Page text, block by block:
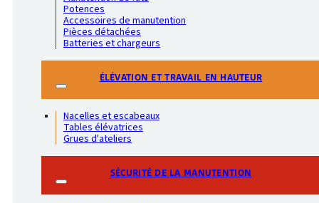
Potences
Accessoires de manutention
Pièces détachées
Batteries et chargeurs
ÉLÉVATION ET TRAVAIL EN HAUTEUR
Nacelles et escabeaux
Tables élévatrices
Grues d'ateliers
SÉCURITÉ DE LA MANUTENTION